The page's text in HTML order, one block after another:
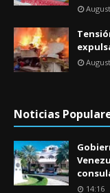
Noticias
14:16